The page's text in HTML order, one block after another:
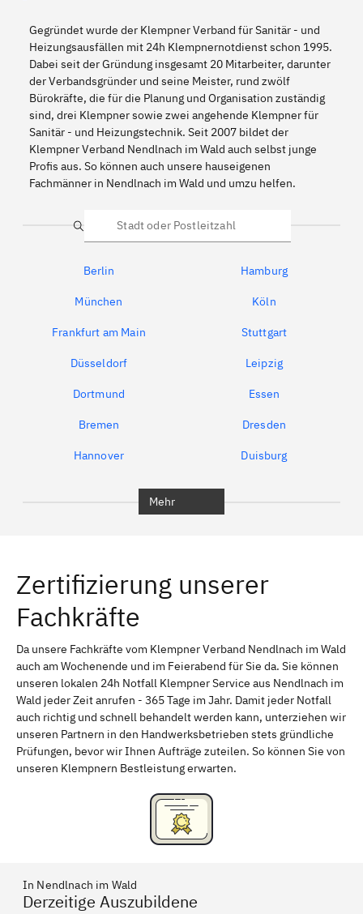
Gegründet wurde der Klempner Verband für Sanitär - und
Heizungsausfällen mit 24h Klempnernotdienst schon 1995.
Dabei seit der Gründung insgesamt 20 Mitarbeiter, darunter
der Verbandsgründer und seine Meister, rund zwölf
Bürokräfte, die für die Planung und Organisation zuständig
sind, drei Klempner sowie zwei angehende Klempner für
Sanitär - und Heizungstechnik. Seit 2007 bildet der
Klempner Verband Nendlnach im Wald auch selbst junge
Profis aus. So können auch unsere hauseigenen
Fachmänner in Nendlnach im Wald und umzu helfen.
Suche
Berlin Hamburg
München Köln
Frankfurt am Main Stuttgart
Düsseldorf Leipzig
Dortmund Essen
Bremen Dresden
Hannover Duisburg
Erlangen Bamberg
Bayreuth
Schweinfurt Passau
Freising Rudelsdorf, Mittelfranken
Mehr
Zertifizierung unserer
Fachkräfte
Da unsere Fachkräfte vom Klempner Verband Nendlnach im Wald
auch am Wochenende und im Feierabend für Sie da. Sie können
unseren lokalen 24h Notfall Klempner Service aus Nendlnach im
Wald jeder Zeit anrufen - 365 Tage im Jahr. Damit jeder Notfall
auch richtig und schnell behandelt werden kann, unterziehen wir
unseren Partnern in den Handwerksbetrieben stets gründliche
Prüfungen, bevor wir Ihnen Aufträge zuteilen. So können Sie von
unseren Klempnern Bestleistung erwarten.
In Nendlnach im Wald
Derzeitige Auszubildene